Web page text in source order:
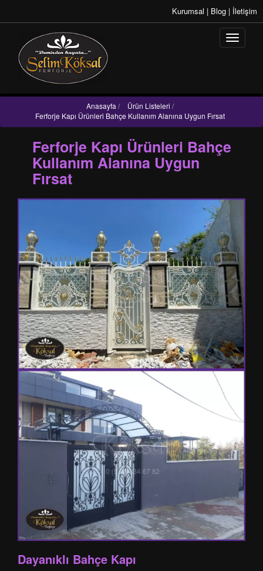
Kurumsal | Blog | İletişim
Anasayfa / Ürün Listeleri /
Ferforje Kapı Ürünleri Bahçe Kullanım Alanına Uygun Fırsat
Ferforje Kapı Ürünleri Bahçe
Kullanım Alanına Uygun
Fırsat
Dayanıklı Bahçe Kapı